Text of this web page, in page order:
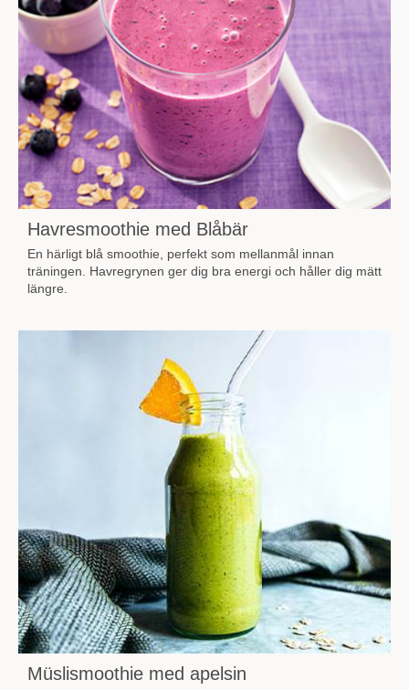
Havresmoothie med Blåbär
En härligt blå smoothie, perfekt som mellanmål innan
träningen. Havregrynen ger dig bra energi och håller dig mätt
längre.
Müslismoothie med apelsin